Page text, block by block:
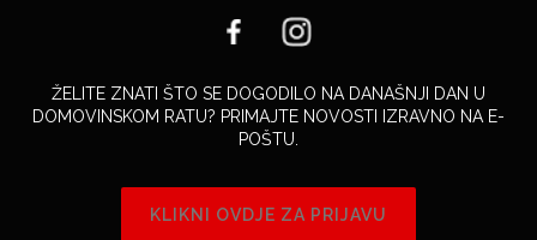
ŽELITE ZNATI ŠTO SE DOGODILO NA DANAŠNJI DAN U
DOMOVINSKOM RATU? PRIMAJTE NOVOSTI IZRAVNO NA E-
POŠTU.
KLIKNI OVDJE ZA PRIJAVU